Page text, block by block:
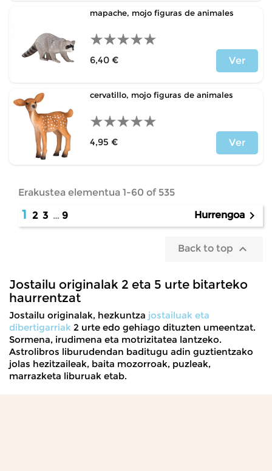
mapache, mojo figuras de animales
6,40 €
Ver
cervatillo, mojo figuras de animales
4,95 €
Ver
Erakustea elementua 1-60 of 535
1 2 3 … 9 Hurrengoa 
Back to top 
Jostailu originalak 2 eta 5 urte bitarteko
haurrentzat
Jostailu originalak, hezkuntza jostailuak eta
dibertigarriak 2 urte edo gehiago dituzten umeentzat.
Sormena, irudimena eta motrizitatea lantzeko.
Astrolibros liburudendan baditugu adin guztientzako
jolas hezitzaileak, baita mozorroak, puzleak,
marrazketa liburuak etab.